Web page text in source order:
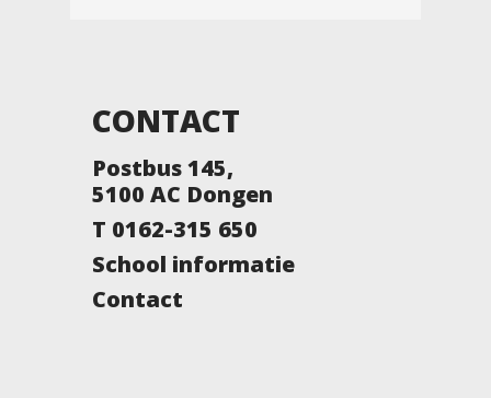
CONTACT
Postbus 145,
5100 AC Dongen
T 0162-315 650
School informatie
Contact